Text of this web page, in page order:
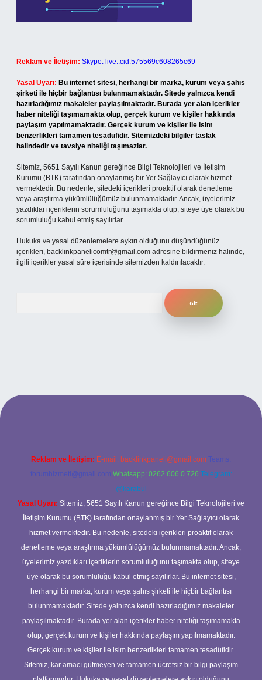
Reklam ve İletişim: Skype: live:.cid.575569c608265c69
Yasal Uyarı: Bu internet sitesi, herhangi bir marka, kurum veya şahıs
şirketi ile hiçbir bağlantısı bulunmamaktadır. Sitede yalnızca kendi
hazırladığımız makaleler paylaşılmaktadır. Burada yer alan içerikler
haber niteliği taşımamakta olup, gerçek kurum ve kişiler hakkında
paylaşım yapılmamaktadır. Gerçek kurum ve kişiler ile isim
benzerlikleri tamamen tesadüfidir. Sitemizdeki bilgiler taslak
halindedir ve tavsiye niteliği taşımazlar.
Sitemiz, 5651 Sayılı Kanun gereğince Bilgi Teknolojileri ve İletişim
Kurumu (BTK) tarafından onaylanmış bir Yer Sağlayıcı olarak hizmet
vermektedir. Bu nedenle, sitedeki içerikleri proaktif olarak denetleme
veya araştırma yükümlülüğümüz bulunmamaktadır. Ancak, üyelerimiz
yazdıkları içeriklerin sorumluluğunu taşımakta olup, siteye üye olarak bu
sorumluluğu kabul etmiş sayılırlar.
Hukuka ve yasal düzenlemelere aykırı olduğunu düşündüğünüz
içerikleri, backlinkpanelicomtr@gmail.com adresine bildirmeniz halinde,
ilgili içerikler yasal süre içerisinde sitemizden kaldırılacaktır.
giriş
Reklam ve İletişim: E-mail: backlinkpaneli@gmail.com Teams:
forumhizmeti@gmail.com Whatsapp: 0262 606 0 726 Telegram:
@karabul
Yasal Uyarı: Sitemiz, 5651 Sayılı Kanun gereğince Bilgi Teknolojileri ve
İletişim Kurumu (BTK) tarafından onaylanmış bir Yer Sağlayıcı olarak
hizmet vermektedir. Bu nedenle, sitedeki içerikleri proaktif olarak
denetleme veya araştırma yükümlülüğümüz bulunmamaktadır. Ancak,
üyelerimiz yazdıkları içeriklerin sorumluluğunu taşımakta olup, siteye
üye olarak bu sorumluluğu kabul etmiş sayılırlar. Bu internet sitesi,
herhangi bir marka, kurum veya şahıs şirketi ile hiçbir bağlantısı
bulunmamaktadır. Sitede yalnızca kendi hazırladığımız makaleler
paylaşılmaktadır. Burada yer alan içerikler haber niteliği taşımamakta
olup, gerçek kurum ve kişiler hakkında paylaşım yapılmamaktadır.
Gerçek kurum ve kişiler ile isim benzerlikleri tamamen tesadüfidir.
Sitemiz, kar amacı gütmeyen ve tamamen ücretsiz bir bilgi paylaşım